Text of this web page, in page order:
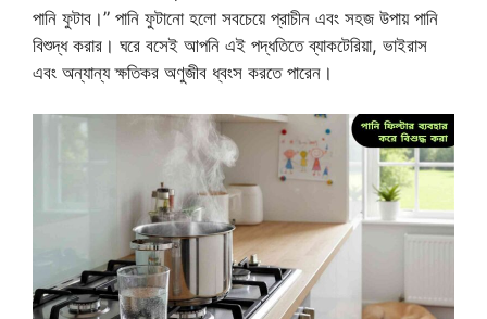
পানি ফুটাব।” পানি ফুটানো হলো সবচেয়ে প্রাচীন এবং সহজ উপায় পানি
বিশুদ্ধ করার। ঘরে বসেই আপনি এই পদ্ধতিতে ব্যাকটেরিয়া, ভাইরাস
এবং অন্যান্য ক্ষতিকর অণুজীব ধ্বংস করতে পারেন।